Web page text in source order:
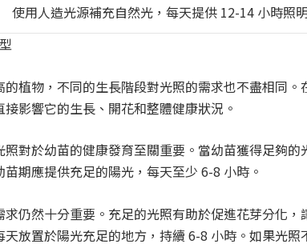
使用人造光源補充自然光，每天提供 12-14 小時照
植物，不同的生長階段對光照的需求也不盡相同
影響它的生長、開花和整體健康狀況。
對於幼苗的健康發育至關重要。當幼苗獲得足夠的
期應提供充足的陽光，每天至少 6-8 小時。
仍然十分重要。充足的光照有助於促進花芽分化
放置於陽光充足的地方，持續 6-8 小時。如果光照